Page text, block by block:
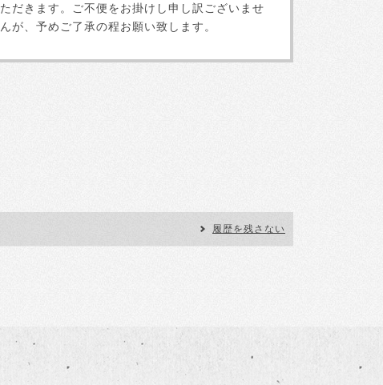
ただきます。ご不便をお掛けし申し訳ございませ
んが、予めご了承の程お願い致します。
履歴を残さない